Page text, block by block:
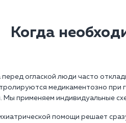
Когда
перед оглаской люди часто
медикаментозно при
Мы применяем индивидуальные
помощи решает